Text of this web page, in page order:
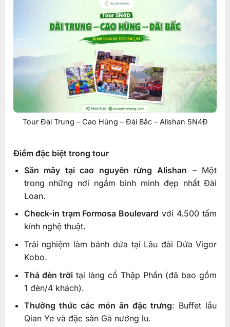
Tour Đài Trung – Cao Hùng – Đài Bắc – Alishan 5N4Đ
Điểm đặc biệt trong tour
Săn mây tại cao nguyên rừng Alishan – Một
trong những nơi ngắm bình minh đẹp nhất Đài
Loan.
Check-in trạm Formosa Boulevard với 4.500 tấm
kính nghệ thuật.
Trải nghiệm làm bánh dứa tại Lâu đài Dứa Vigor
Kobo.
Thả đèn trờitại làng cổ Thập Phần (đã bao gồm
1 đèn/4 khách).
Thưởng thức các món ăn đặc trưng: Buffet lẩu
Qian Ye và đặc sản Gà nướng lu.